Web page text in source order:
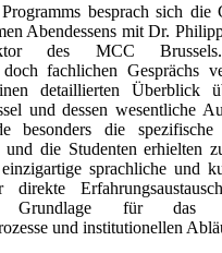
besprach sich die
Abendessens mit Dr.
des MCC
doch fachlichen Gesprächs
detaillierten Überblick
und dessen wesentliche
besonders die
die Studenten erhielten
sprachliche und
direkte
Grundlage für das
und institutionellen